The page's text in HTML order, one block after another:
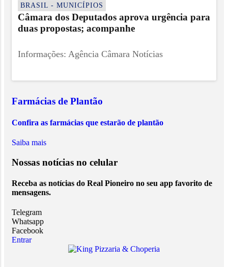
BRASIL - MUNICÍPIOS
Câmara dos Deputados aprova urgência para
duas propostas; acompanhe
Informações: Agência Câmara Notícias
Farmácias de Plantão
Confira as farmácias que estarão de plantão
Saiba mais
Nossas notícias no celular
Receba as notícias do Real Pioneiro no seu app favorito de
mensagens.
Telegram
Whatsapp
Facebook
Entrar